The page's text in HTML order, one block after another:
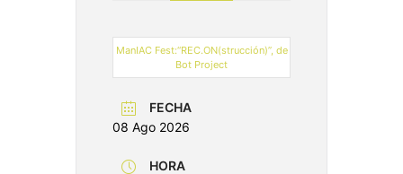
ManIAC Fest:“REC.ON(strucción)”, de
Bot Project
FECHA
08 Ago 2026
HORA